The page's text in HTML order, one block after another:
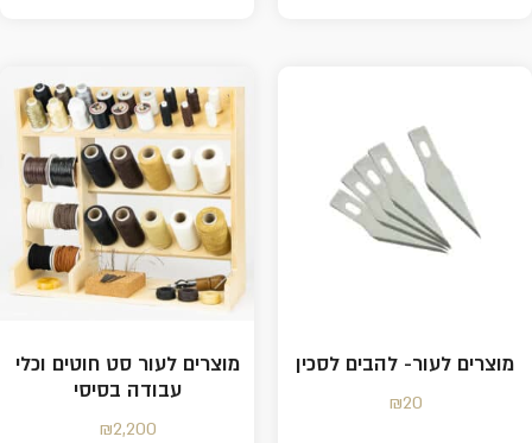
מוצרים לעור- להבים לסכין
₪20
מוצרים לעור סט חוטים וכלי
עבודה בסיסי
₪2,200